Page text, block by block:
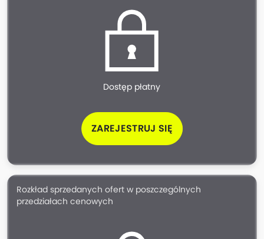
Dostęp płatny
ZAREJESTRUJ SIĘ
Rozkład sprzedanych ofert w poszczególnych
przedziałach cenowych